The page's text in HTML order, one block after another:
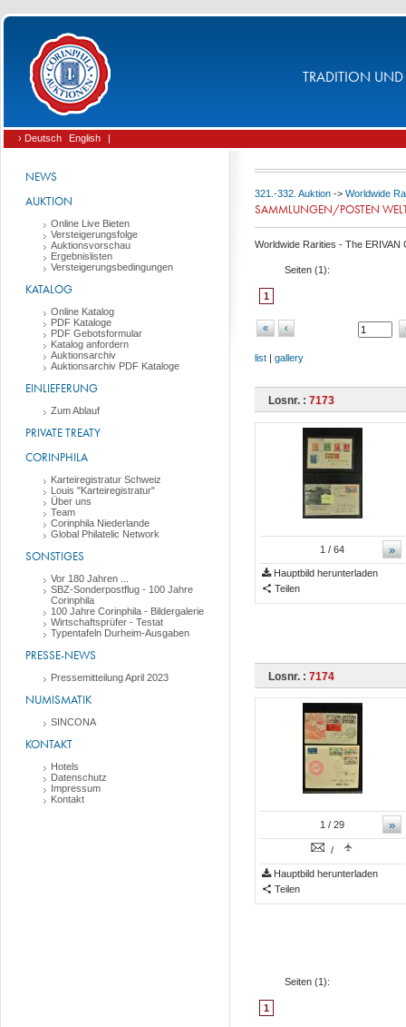
TRADITION UND
› Deutsch English |
NEWS
AUKTION
Online Live Bieten
Versteigerungsfolge
Auktionsvorschau
Ergebnislisten
Versteigerungsbedingungen
KATALOG
Online Katalog
PDF Kataloge
PDF Gebotsformular
Katalog anfordern
Auktionsarchiv
Auktionsarchiv PDF Kataloge
EINLIEFERUNG
Zum Ablauf
PRIVATE TREATY
CORINPHILA
Karteiregistratur Schweiz
Louis "Karteiregistratur"
Über uns
Team
Corinphila Niederlande
Global Philatelic Network
SONSTIGES
Vor 180 Jahren ...
SBZ-Sonderpostflug - 100 Jahre
Corinphila
100 Jahre Corinphila - Bildergalerie
Wirtschaftsprüfer - Testat
Typentafeln Durheim-Ausgaben
PRESSE-NEWS
Pressemitteilung April 2023
NUMISMATIK
SINCONA
KONTAKT
Hotels
Datenschutz
Impressum
Kontakt
321.-332. Auktion -> Worldwide
SAMMLUNGEN/POSTEN
Worldwide Rarities - The ERIVAN
Seiten (1):
1
« ‹
list | gallery
Losnr. : 7173
»
1 / 64
Hauptbild herunterladen
Teilen
Losnr. : 7174
»
1 / 29
/
Hauptbild herunterladen
Teilen
Seiten (1 ):
1